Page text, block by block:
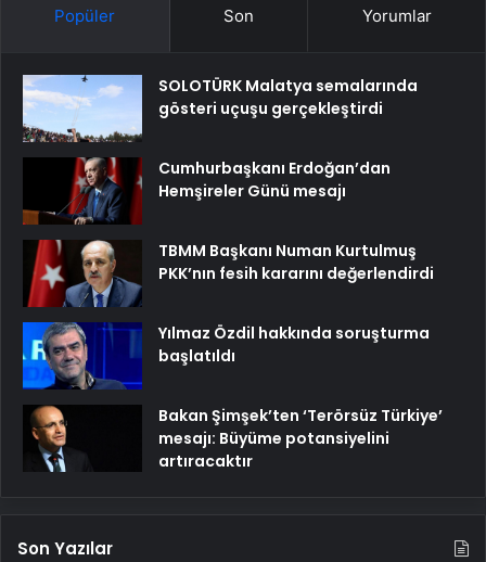
Popüler Son Yorumlar
SOLOTÜRK Malatya semalarında
gösteri uçuşu gerçekleştirdi
Cumhurbaşkanı Erdoğan’dan
Hemşireler Günü mesajı
TBMM Başkanı Numan Kurtulmuş
PKK’nın fesih kararını değerlendirdi
Yılmaz Özdil hakkında soruşturma
başlatıldı
Bakan Şimşek’ten ‘Terörsüz Türkiye’
mesajı: Büyüme potansiyelini
artıracaktır
Son Yazılar